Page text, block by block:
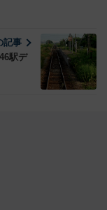
記事
駅デ